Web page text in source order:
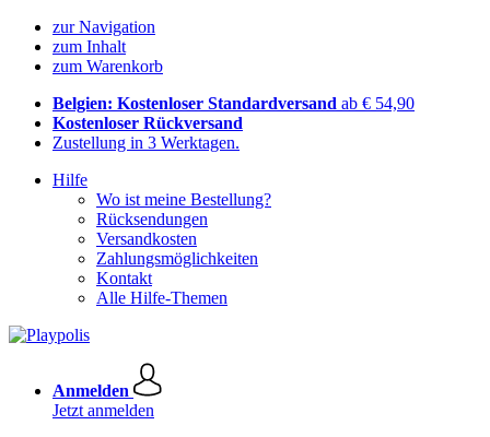
zur Navigation
zum Inhalt
zum Warenkorb
Belgien: Kostenloser Standardversand ab € 54,90
Kostenloser Rückversand
Zustellung in 3 Werktagen.
Hilfe
Wo ist meine Bestellung?
Rücksendungen
Versandkosten
Zahlungsmöglichkeiten
Kontakt
Alle Hilfe-Themen
Anmelden
Jetzt anmelden